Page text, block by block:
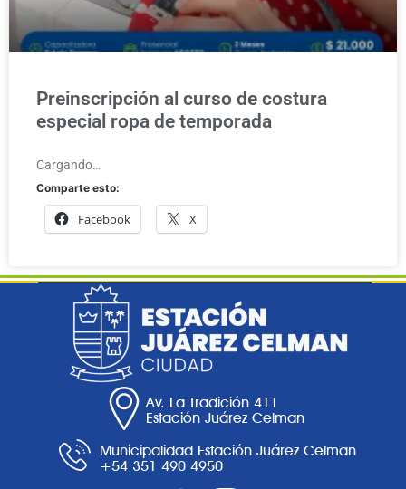
Preinscripción al curso de costura
especial ropa de temporada
Cargando…
Comparte esto:
Facebook X
Av. La Tradición 411
Estación Juárez Celman
Municipalidad Estación Juárez Celman
+54 351 490 4950